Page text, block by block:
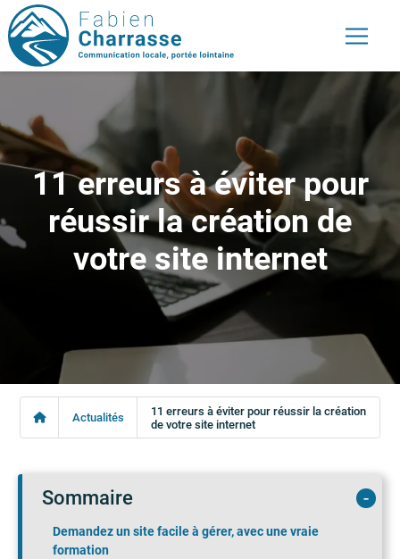
11 erreurs à éviter pour
réussir la création de
votre site internet
Actualités
11 erreurs à éviter pour réussir la création
de votre site internet
Sommaire
Demandez un site facile à gérer, avec une vraie
formation